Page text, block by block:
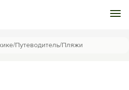
/Путеводитель/Пляжи